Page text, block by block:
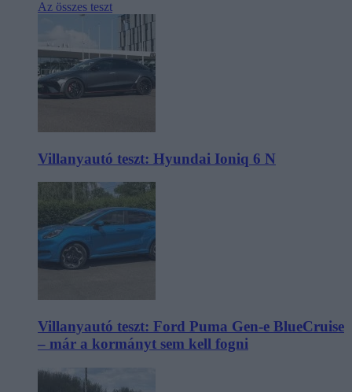
Az összes teszt
Villanyautó teszt: Hyundai Ioniq 6 N
Villanyautó teszt: Ford Puma Gen-e BlueCruise
– már a kormányt sem kell fogni